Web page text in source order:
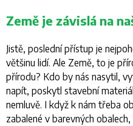
Země je závislá na
Jistě, poslední přístup je
většinu lidí. Ale Země, to je
přírodu? Kdo by nás nasytil,
napít, poskytl stavební
nemluvě. I když k nám třeba
zabalené v barevných